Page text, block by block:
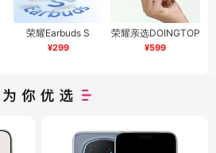
荣耀Earbuds S
¥299
荣耀亲选DOINGTOP
香水耳机 国内版
¥599